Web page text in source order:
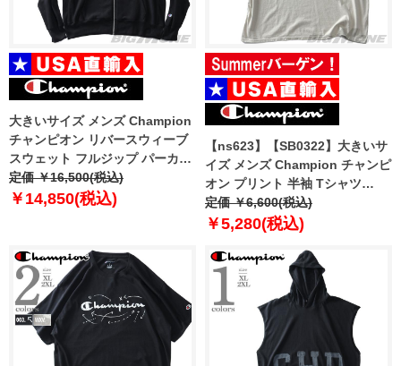
大きいサイズ メンズ Champion
チャンピオン リバースウィーブ
スウェット フルジップ パーカー
USA直輸入 gf69-s4136
定価 ￥16,500(税込)
￥14,850(税込)
【ns623】【SB0322】大きいサ
イズ メンズ Champion チャンピ
オン プリント 半袖 Tシャツ
Classic Vintage Wash Graphic
Tee USA直輸入 t98658-586szb
定価 ￥6,600(税込)
￥5,280(税込)